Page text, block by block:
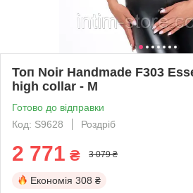
Топ Noir Handmade F303
high collar - M
Готово до відправки
Код: S9628
Роздріб
2 771 ₴ 3 079 ₴
Економія 308 ₴